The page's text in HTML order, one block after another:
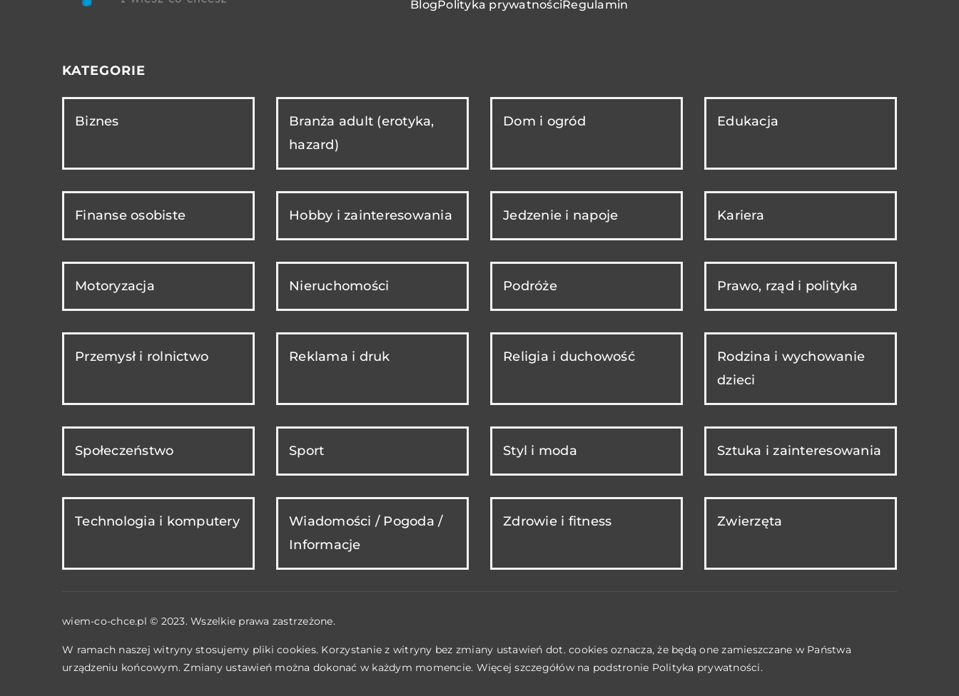
BlogPolityka prywatnościRegulamin
KATEGORIE
Biznes
Branża adult (erotyka,
hazard)
Dom i ogród Edukacja
Finanse osobiste Hobby i zainteresowania Jedzenie i napoje Kariera
Motoryzacja Nieruchomości Podróże Prawo, rząd i polityka
Przemysł i rolnictwo Reklama i druk Religia i duchowość
Rodzina i wychowanie
dzieci
Społeczeństwo Sport Styl i moda Sztuka i zainteresowania
Technologia i komputery
Wiadomości / Pogoda /
Informacje
Zdrowie i fitness Zwierzęta
wiem-co-chce.pl © 2023. Wszelkie prawa zastrzeżone.
W ramach naszej witryny stosujemy pliki cookies. Korzystanie z witryny bez zmiany ustawień dot. cookies oznacza, że będą one zamieszczane w Państwa
urządzeniu końcowym. Zmiany ustawień można dokonać w każdym momencie. Więcej szczegółów na podstronie Polityka prywatności.